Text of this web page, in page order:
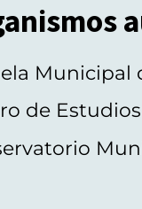
Municipal
de